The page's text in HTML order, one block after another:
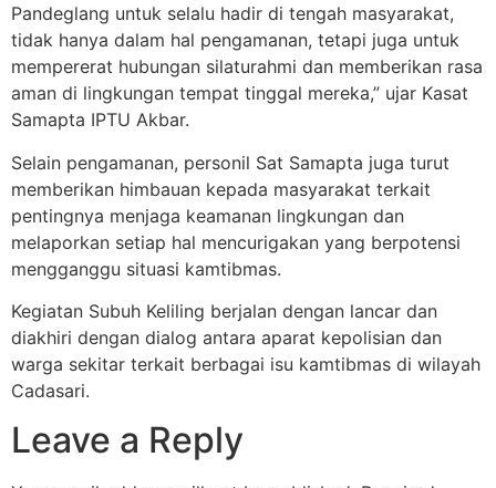
Pandeglang untuk selalu hadir di tengah masyarakat,
tidak hanya dalam hal pengamanan, tetapi juga untuk
mempererat hubungan silaturahmi dan memberikan rasa
aman di lingkungan tempat tinggal mereka,” ujar Kasat
Samapta IPTU Akbar.
Selain pengamanan, personil Sat Samapta juga turut
memberikan himbauan kepada masyarakat terkait
pentingnya menjaga keamanan lingkungan dan
melaporkan setiap hal mencurigakan yang berpotensi
mengganggu situasi kamtibmas.
Kegiatan Subuh Keliling berjalan dengan lancar dan
diakhiri dengan dialog antara aparat kepolisian dan
warga sekitar terkait berbagai isu kamtibmas di wilayah
Cadasari.
Leave a Reply